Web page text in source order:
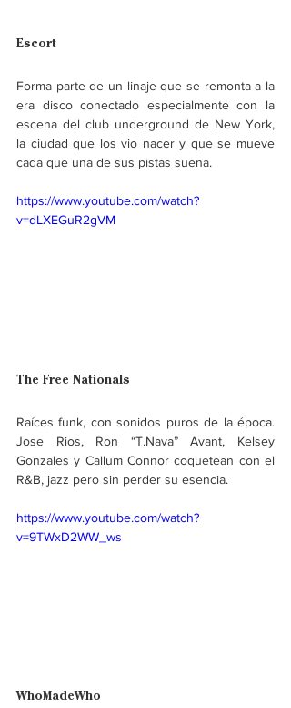
Escort
Forma parte de un linaje que se remonta a la
era disco conectado especialmente con la
escena del club underground de New York,
la ciudad que los vio nacer y que se mueve
cada que una de sus pistas suena.
https://www.youtube.com/watch?
v=dLXEGuR2gVM
The Free Nationals
Raíces funk, con sonidos puros de la época.
Jose Rios, Ron “T.Nava” Avant, Kelsey
Gonzales y Callum Connor coquetean con el
R&B, jazz pero sin perder su esencia.
https://www.youtube.com/watch?
v=9TWxD2WW_ws
WhoMadeWho